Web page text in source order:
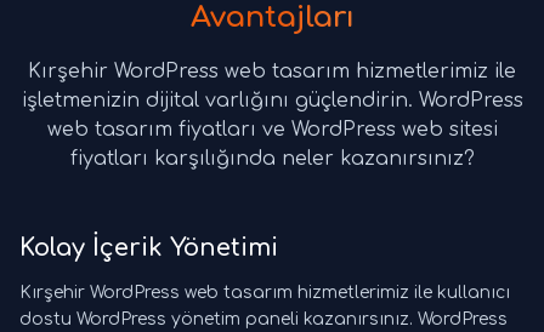
Avantajları
Kırşehir WordPress web tasarım hizmetlerimiz ile
işletmenizin dijital varlığını güçlendirin. WordPress
web tasarım fiyatları ve WordPress web sitesi
fiyatları karşılığında neler kazanırsınız?
Kolay İçerik Yönetimi
Kırşehir WordPress web tasarım hizmetlerimiz ile kullanıcı
dostu WordPress yönetim paneli kazanırsınız. WordPress